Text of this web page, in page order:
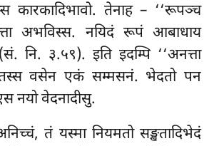
कारकादिभावो. तेनाह – ‘‘रूपञ्च
अभविस्स. नयिदं रूपं आबाधाय
नि. ३.५९). इति इदम्पि ‘‘अनत्ता
वसेन एकं सम्मसनं. भेदतो पन
नयो वेदनादीसु.
तं यस्मा नियमतो सङ्खतादिभेदं